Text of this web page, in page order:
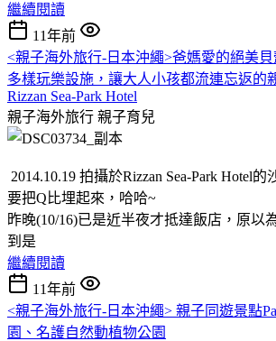
繼續閱讀
11年前
<親子海外旅行-日本沖繩>爸媽愛的絕美
多樣玩樂設施，讓大人小孩都流連忘返的
Rizzan Sea-Park Hotel
親子海外旅行 親子育兒
2014.10.19 拍攝於Rizzan Sea-Park Hotel
要把Q比埋起來，哈哈~
昨晚(10/16)已是近半夜才抵達飯店，原以
到是
繼續閱讀
11年前
<親子海外旅行-日本沖繩> 親子同遊景點
園、名護自然動植物公園